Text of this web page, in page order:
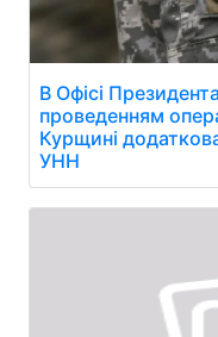
В Офісі
проведенням
Курщині додаткова
УНН